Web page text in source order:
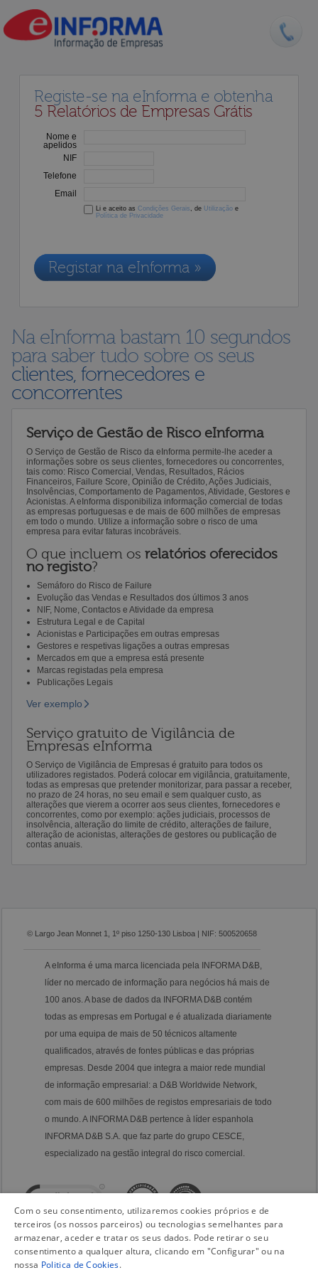
Registe-se na eInforma e obtenha
5 Relatórios de Empresas Grátis
Nome e
apelidos
NIF
Telefone
Email
Li e aceito as Condições Gerais , de Utilização e
Política de Privacidade
Registar na eInforma »
Na eInforma bastam 10 segundos
para saber tudo sobre os seus
clientes, fornecedores e
concorrentes
Serviço de Gestão de Risco eInforma
O Serviço de Gestão de Risco da eInforma permite-lhe aceder a
informações sobre os seus clientes, fornecedores ou concorrentes,
tais como: Risco Comercial, Vendas, Resultados, Rácios
Financeiros, Failure Score, Opinião de Crédito, Ações Judiciais,
Insolvências, Comportamento de Pagamentos, Atividade, Gestores e
Acionistas. A eInforma disponibiliza informação comercial de todas
as empresas portuguesas e de mais de 600 milhões de empresas
em todo o mundo. Utilize a informação sobre o risco de uma
empresa para evitar faturas incobráveis.
O que incluem os relatórios oferecidos
no registo?
Semáforo do Risco de Failure
Evolução das Vendas e Resultados dos últimos 3 anos
NIF, Nome, Contactos e Atividade da empresa
Estrutura Legal e de Capital
Acionistas e Participações em outras empresas
Gestores e respetivas ligações a outras empresas
Mercados em que a empresa está presente
Marcas registadas pela empresa
Publicações Legais
Ver exemplo
Serviço gratuito de Vigilância de
Empresas eInforma
O Serviço de Vigilância de Empresas é gratuito para todos os
utilizadores registados. Poderá colocar em vigilância, gratuitamente,
todas as empresas que pretender monitorizar, para passar a receber,
no prazo de 24 horas, no seu email e sem qualquer custo, as
alterações que vierem a ocorrer aos seus clientes, fornecedores e
concorrentes, como por exemplo: ações judiciais, processos de
insolvência, alteração do limite de crédito, alterações de failure,
alteração de acionistas, alterações de gestores ou publicação de
contas anuais.
© Largo Jean Monnet 1, 1º piso 1250-130 Lisboa | NIF: 500520658
A eInforma é uma marca licenciada pela INFORMA D&B,
líder no mercado de informação para negócios há mais de
100 anos. A base de dados da INFORMA D&B contém
todas as empresas em Portugal e é atualizada diariamente
por uma equipa de mais de 50 técnicos altamente
qualificados, através de fontes públicas e das próprias
empresas. Desde 2004 que integra a maior rede mundial
de informação empresarial: a D&B Worldwide Network,
com mais de 600 milhões de registos empresariais de todo
o mundo. A INFORMA D&B pertence à líder espanhola
INFORMA D&B S.A. que faz parte do grupo CESCE,
especializado na gestão integral do risco comercial.
Com o seu consentimento, utilizaremos cookies próprios e de
terceiros (os nossos parceiros) ou tecnologias semelhantes para
armazenar, aceder e tratar os seus dados. Pode retirar o seu
consentimento a qualquer altura, clicando em "Configurar" ou na
nossa Politica de Cookies.